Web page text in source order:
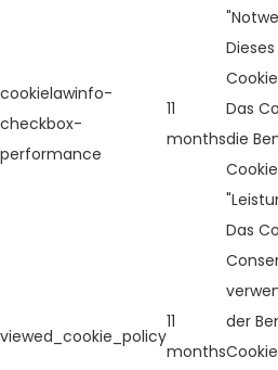
cookielawinfo-
checkbox-
performance
11
months
Das
die
viewed_cookie_policy
11
months
Das
der